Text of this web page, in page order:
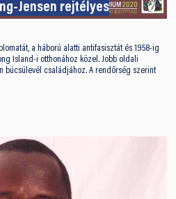
Jensen rejtélyes
a háború alatti antifasisztát és 1958-ig
Island-i otthonához közel. Jobb oldali
búcsúlevél családjához. A rendőrség szerint